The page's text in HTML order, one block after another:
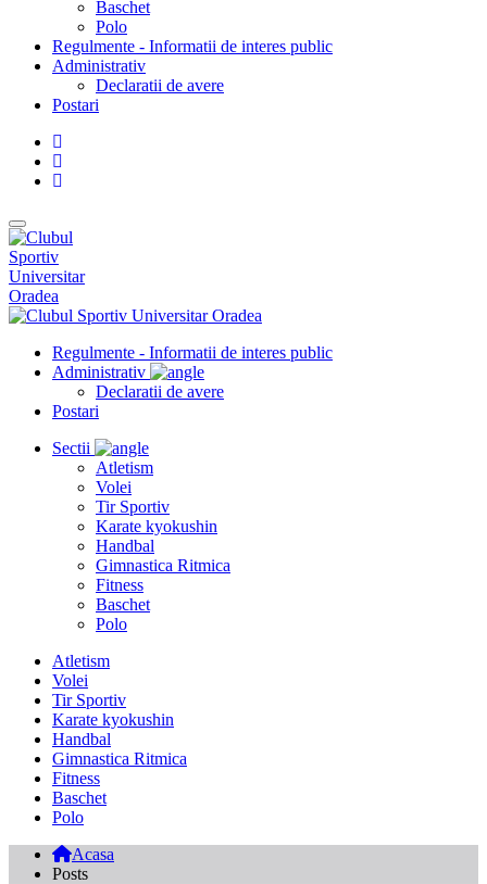
Baschet
Polo
Regulmente - Informatii de interes public
Administrativ
Declaratii de avere
Postari
Regulmente - Informatii de interes public
Administrativ
Declaratii de avere
Postari
Sectii
Atletism
Volei
Tir Sportiv
Karate kyokushin
Handbal
Gimnastica Ritmica
Fitness
Baschet
Polo
Atletism
Volei
Tir Sportiv
Karate kyokushin
Handbal
Gimnastica Ritmica
Fitness
Baschet
Polo
Acasa
Posts